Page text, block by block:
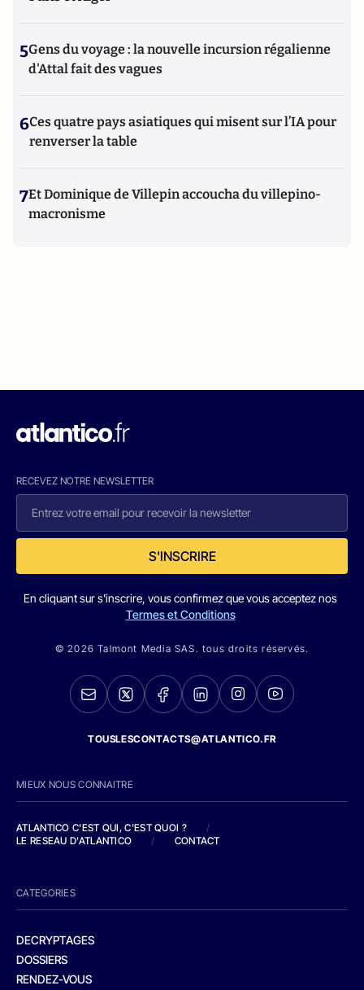
5Gens du voyage : la nouvelle incursion régalienne
d'Attal fait des vagues
6Ces quatre pays asiatiques qui misent sur l’IA pour
renverser la table
7Et Dominique de Villepin accoucha du villepino-
macronisme
RECEVEZ NOTRE NEWSLETTER
S'INSCRIRE
En cliquant sur s'inscrire, vous confirmez que vous acceptez nos
Termes et Conditions
© 2026 Talmont Media SAS. tous droits réservés.
TOUSLESCONTACTS@ATLANTICO.FR
MIEUX NOUS CONNAITRE
ATLANTICO C'EST QUI, C'EST QUOI ?
/
LE RESEAU D'ATLANTICO
/ CONTACT
CATEGORIES
DECRYPTAGES
DOSSIERS
RENDEZ-VOUS